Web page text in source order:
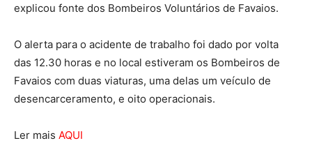
explicou fonte dos Bombeiros Voluntários de Favaios.
O alerta para o acidente de trabalho foi dado por volta
das 12.30 horas e no local estiveram os Bombeiros de
Favaios com duas viaturas, uma delas um veículo de
desencarceramento, e oito operacionais.
Ler mais AQUI